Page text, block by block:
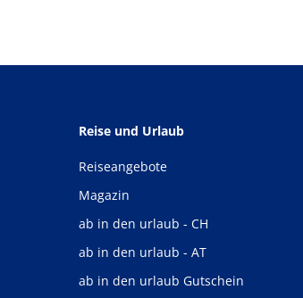
Reise und Urlaub
Reiseangebote
Magazin
ab in den urlaub - CH
ab in den urlaub - AT
ab in den urlaub Gutschein